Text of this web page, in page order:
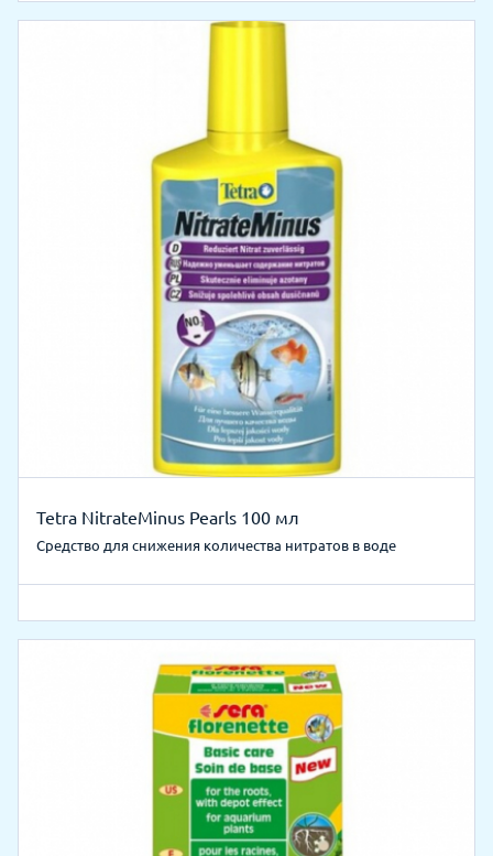
Tetra NitrateMinus Pearls 100 мл
Средство для снижения количества нитратов в воде